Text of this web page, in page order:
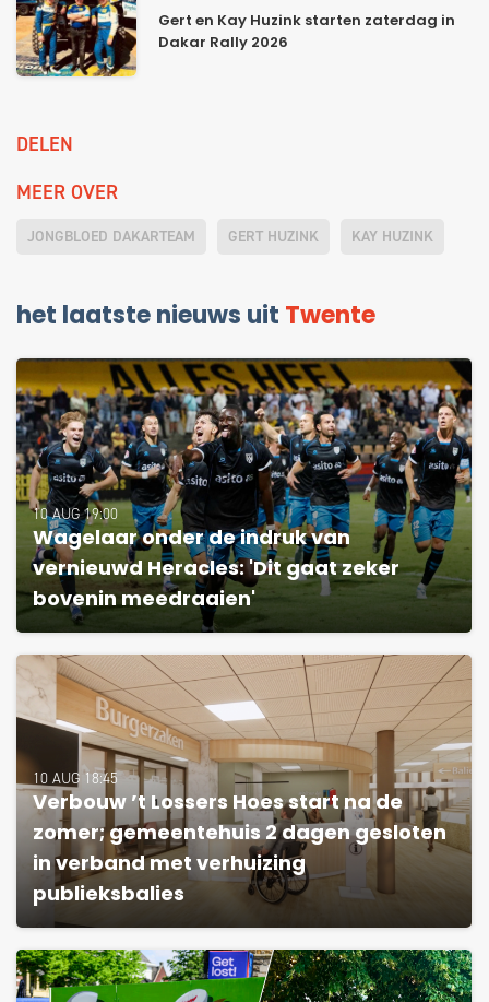
Gert en Kay Huzink starten zaterdag in
Dakar Rally 2026
DELEN
MEER OVER
JONGBLOED DAKARTEAM GERT HUZINK KAY HUZINK
het laatste nieuws uit Twente
10 AUG 19:00
Wagelaar onder de indruk van
vernieuwd Heracles: 'Dit gaat zeker
bovenin meedraaien'
10 AUG 18:45
Verbouw ’t Lossers Hoes start na de
zomer; gemeentehuis 2 dagen gesloten
in verband met verhuizing
publieksbalies